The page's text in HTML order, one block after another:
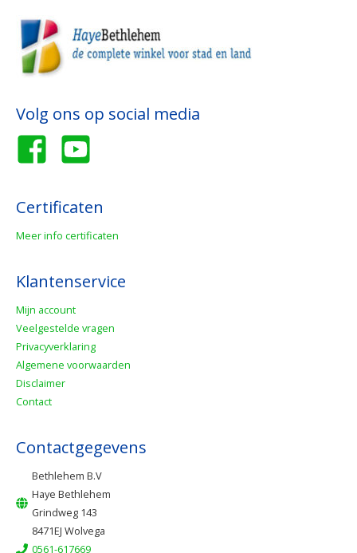
Volg ons op social media
Certificaten
Meer info certificaten
Klantenservice
Mijn account
Veelgestelde vragen
Privacyverklaring
Algemene voorwaarden
Disclaimer
Contact
Contactgegevens
Bethlehem B.V
Haye Bethlehem
Grindweg 143
8471EJ Wolvega
0561-617669